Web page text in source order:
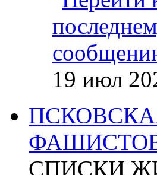
19 июл
СПИСКИ